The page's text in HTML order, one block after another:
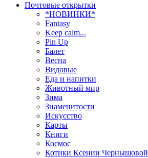
Почтовые открытки
*НОВИНКИ*
Fantasy
Keep calm...
Pin Up
Балет
Весна
Видовые
Еда и напитки
Животный мир
Зима
Знаменитости
Искусство
Карты
Книги
Космос
Котики Ксении Чернышовой